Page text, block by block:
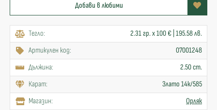
Добави в любими
Тегло:
2.31 гр. x 100 € | 195.58 лв.
Артикулен код:
07001248
Дължина:
2.50 cm.
Карат:
Злато 14к/585
Mагазин:
Орляк